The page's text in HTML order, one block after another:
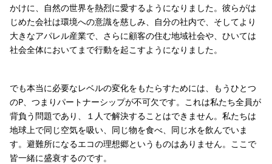
かけに、自然の世界を熱烈に愛するようになりました。彼らがは
じめた会社は環境への意識を慈しみ、自分の社内で、そしてより
大きなアパレル産業で、さらに顧客の住む地域社会や、ひいては
社会全体においてまで行動を起こすようになりました。
でも本当に必要なレベルの変化をもたらすためには、もうひとつ
のP、つまりパートナーシップが不可欠です。これは私たち全員が
背負う問題であり、１人で解決することはできません。私たちは
地球上で同じ空気を吸い、同じ物を食べ、同じ水を飲んでいま
す。避難所になるエコの理想郷というものはありません。ここで
皆一緒に盛衰するのです。